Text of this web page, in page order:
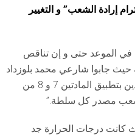
إرادة الشعب” و التغيير
في الموعد حتى و إن تناقص
حيث جابوا شارعي محمد بلوزداد
و عبان رمضان بوسط المدينة منادين بتطبيق المادتين 7 و 8 من
مصدر كل سلطة.”
كانت درجات الحرارة جد